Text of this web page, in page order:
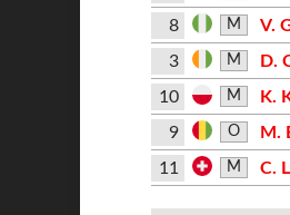
8 M V.
3 M D.
10 M K.
9 O M.
11 M C.